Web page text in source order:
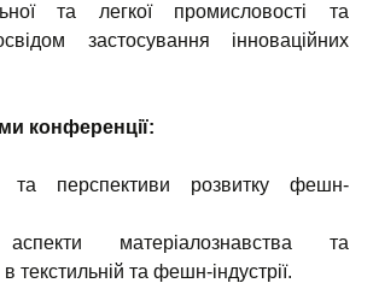
та легкої промисловості та
застосування інноваційних
конференції:
та перспективи розвитку фешн-
матеріалознавства та
в текстильній та фешн-індустрії.